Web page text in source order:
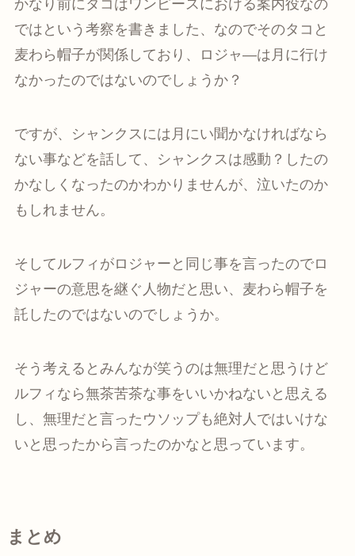
かなり前にタコはワンピースにおける案内役なの
ではという考察を書きました、なのでそのタコと
麦わら帽子が関係しており、ロジャ―は月に行け
なかったのではないのでしょうか？
ですが、シャンクスには月にい聞かなければなら
ない事などを話して、シャンクスは感動？したの
かなしくなったのかわかりませんが、泣いたのか
もしれません。
そしてルフィがロジャーと同じ事を言ったのでロ
ジャーの意思を継ぐ人物だと思い、麦わら帽子を
託したのではないのでしょうか。
そう考えるとみんなが笑うのは無理だと思うけど
ルフィなら無茶苦茶な事をいいかねないと思える
し、無理だと言ったウソップも絶対人ではいけな
いと思ったから言ったのかなと思っています。
まとめ